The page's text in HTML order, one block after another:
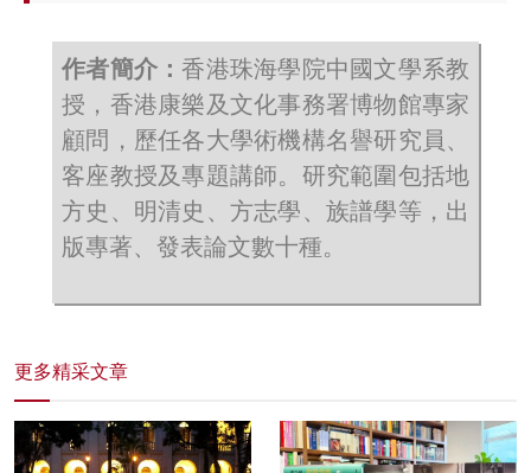
作者簡介： 香港珠海學院中國文學系教
授，香港康樂及文化事務署博物館專家
顧問，歷任各大學術機構名譽研究員、
客座教授及專題講師。研究範圍包括地
方史、明清史、方志學、族譜學等，出
版專著、發表論文數十種。
更多精采文章